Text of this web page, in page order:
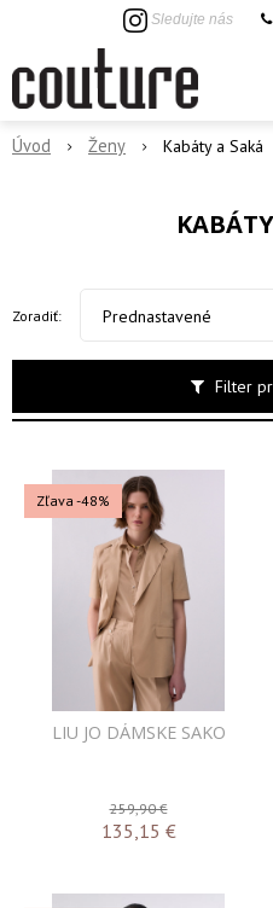
Sledujte nás
Úvod Ženy Kabáty a Saká
Filter
Zoradiť: Prednastavené
Zľava -48%
LIU JO DÁMSKE SAKO
259,90 €
135,15 €